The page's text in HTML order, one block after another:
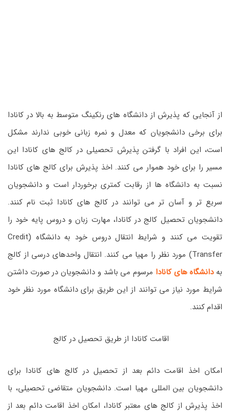
از آنجایی که پذیرش از دانشگاه های رنکینگ متوسط به بالا در کانادا
برای برخی دانشجویان که معدل و نمره زبانی خوبی ندارند مشکل
است، این افراد با گرفتن پذیرش تحصیلی در کالج های کانادا این
مسیر را برای خود هموار می کنند. اخذ پذیرش برای کالج های کانادا
نسبت به دانشگاه ها از رقابت کمتری برخوردار است و دانشجویان
سریع تر و آسان تر می توانند در کالج های کانادا ثبت نام کنند.
دانشجویان تحصیل کالج در کانادا، مهارت زبان و دروس پایه خود را
تقویت می کنند و شرایط انتقال دروس خود به دانشگاه (Credit
Transfer) مورد نظر را مهیا می کنند. انتقال واحدهای درسی از کالج
بهدانشگاه های کانادا مرسوم می باشد و دانشجویان در صورت داشتن
شرایط مورد نیاز می توانند از این طریق برای دانشگاه مورد نظر خود
اقدام کنند.
اقامت کانادا از طریق تحصیل در کالج
امکان اخذ اقامت دائم بعد از تحصیل در کالج های کانادا برای
دانشجویان بین المللی مهیا است. دانشجویان متقاضی تحصیلی، با
اخذ پذیرش از کالج های معتبر کانادا، امکان اخذ اقامت دائم بعد از